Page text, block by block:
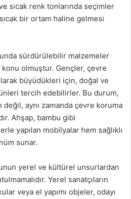
sıcak renk tonlarında seçimler
bir ortam haline gelmesi
sürdürülebilir malzemeler
olmuştur. Gençler, çevre
büyüdükleri için, doğal ve
tercih edebilirler. Bu durum,
aynı zamanda çevre koruma
Ahşap, bambu gibi
yapılan mobilyalar hem sağlıklı
sunar.
yerel ve kültürel unsurlardan
Yerel sanatçıların
veya el yapımı objeler, odayı